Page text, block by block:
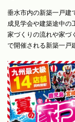
垂水市内の新築一戸建
成見学会や建築途中の
家づくりの流れや家づ
で開催される新築一戸